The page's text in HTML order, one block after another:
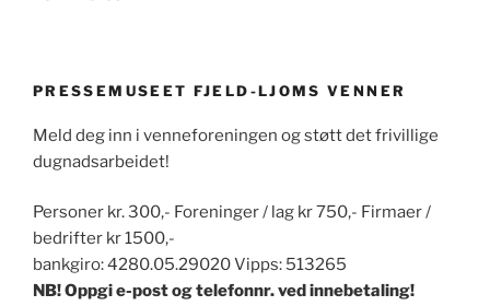
PRESSEMUSEET FJELD-LJOMS VENNER
Meld deg inn i venneforeningen og støtt det frivillige
dugnadsarbeidet!
Personer kr. 300,- Foreninger / lag kr 750,- Firmaer /
bedrifter kr 1500,-
bankgiro: 4280.05.29020 Vipps: 513265
NB! Oppgi e-post og telefonnr. ved innebetaling!